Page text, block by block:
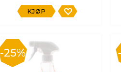
KJØP
25%